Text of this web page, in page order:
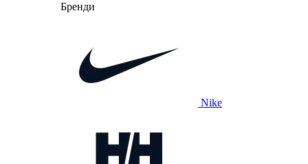
Бренди
Nike